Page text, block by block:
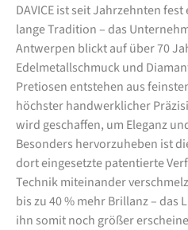
DAVICE ist seit Jahrzehnten
lange Tradition – das
Antwerpen blickt auf über 70
Edelmetallschmuck und
Pretiosen entstehen aus
höchster handwerklicher
wird geschaffen, um Eleganz
Besonders hervorzuheben ist
dort eingesetzte patentierte
Technik miteinander
bis zu 40 % mehr Brillanz –
ihn somit noch größer